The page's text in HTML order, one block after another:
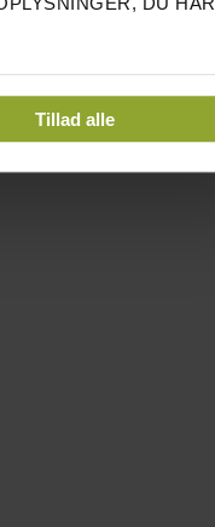
Tillad alle